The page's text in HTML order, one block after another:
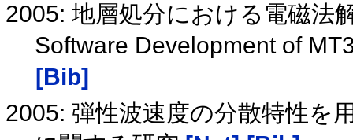
2005: 地層処分における電磁法
Software Development of
[Bib]
2005: 弾性波速度の分散特性を